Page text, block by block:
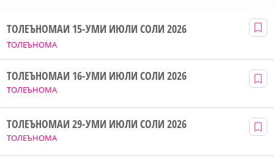
ТОЛЕЪНОМА
ТОЛЕЪНОМАИ 15-УМИ ИЮЛИ СОЛИ 2026
ТОЛЕЪНОМА
ТОЛЕЪНОМАИ 16-УМИ ИЮЛИ СОЛИ 2026
ТОЛЕЪНОМА
ТОЛЕЪНОМАИ 29-УМИ ИЮЛИ СОЛИ 2026